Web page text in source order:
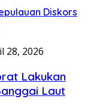
Diskors
28, 2026
Lakukan
Laut